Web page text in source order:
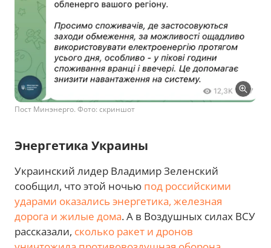
Пост Минэнерго. Фото: скриншот
Энергетика Украины
Украинский лидер Владимир Зеленский
сообщил, что этой ночью под российскими
ударами оказались энергетика, железная
дорога и жилые дома. А в Воздушных силах ВСУ
рассказали, сколько ракет и дронов